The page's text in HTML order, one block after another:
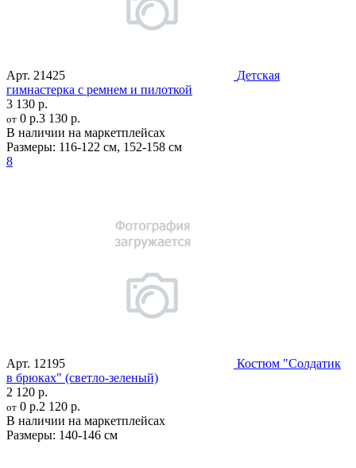
Арт. 21425
Детская
гимнастерка с ремнем и пилоткой
3 130 р.
от 0 р.3 130 р.
В наличии на маркетплейсах
Размеры: 116-122 см, 152-158 см
8
Арт. 12195
Костюм "Солдатик
в брюках" (светло-зеленый)
2 120 р.
от 0 р.2 120 р.
В наличии на маркетплейсах
Размеры: 140-146 см